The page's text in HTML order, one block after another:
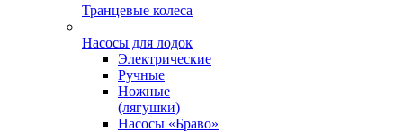
Транцевые колеса
Насосы для лодок
Электрические
Ручные
Ножные
(лягушки)
Насосы «Браво»